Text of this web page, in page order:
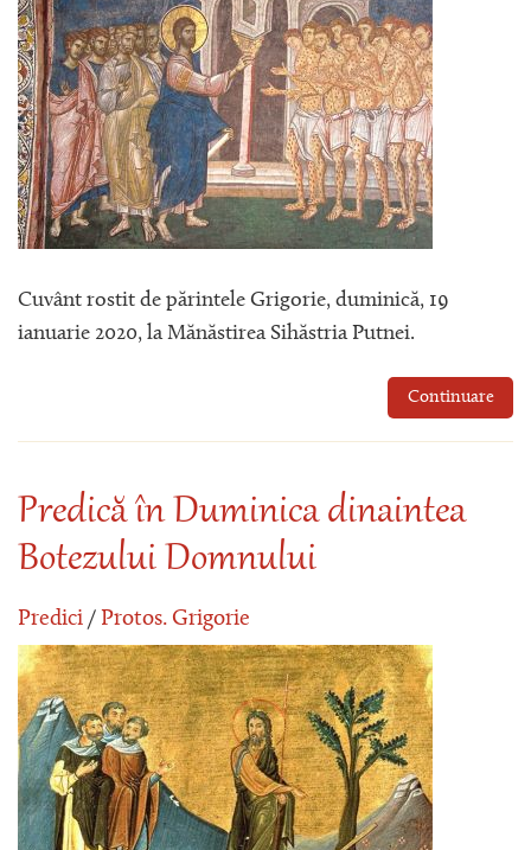
Cuvânt rostit de părintele Grigorie, duminică, 19
ianuarie 2020, la Mănăstirea Sihăstria Putnei.
Continuare
Predică în Duminica dinaintea
Botezului Domnului
Predici / Protos. Grigorie